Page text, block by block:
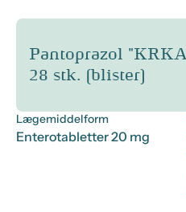
Pantoprazol "KRKA" 20 mg /
28 stk. (blister)
Lægemiddelform
Enterotabletter 20 mg